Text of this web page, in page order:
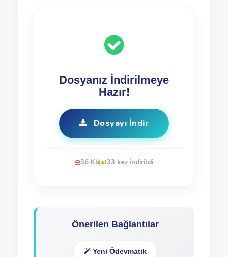
Dosyanız İndirilmeye
Hazır!
Dosyayı İndir
36 Kb 33 kez indirildi
Önerilen Bağlantılar
Yeni Ödevmatik